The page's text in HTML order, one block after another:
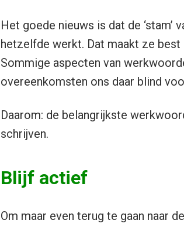
Het goede nieuws is dat de
hetzelfde werkt. Dat maakt ze
Sommige aspecten van
overeenkomsten ons daar blind
Daarom: de belangrijkste
schrijven.
Blijf actief
Om maar even terug te gaan naar